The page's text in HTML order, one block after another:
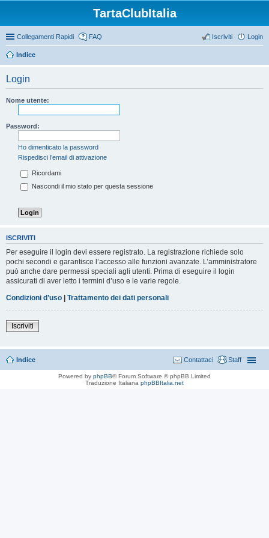
TartaClubItalia
Collegamenti Rapidi FAQ Login
Iscriviti
Indice
Login
Nome utente:
Password:
Ho dimenticato la password
Rispedisci l’email di attivazione
Ricordami
Nascondi il mio stato per questa sessione
ISCRIVITI
Per eseguire il login devi essere registrato. La registrazione richiede solo
pochi secondi e garantisce l’accesso alle funzioni avanzate. L’amministratore
può anche dare permessi speciali agli utenti. Prima di eseguire il login
assicurati di aver letto i termini d’uso e le varie regole.
Condizioni d’uso | Trattamento dei dati personali
Iscriviti
Indice Staff
Contattaci
Powered by phpBB® Forum Software © phpBB Limited
Traduzione Italiana phpBBItalia.net